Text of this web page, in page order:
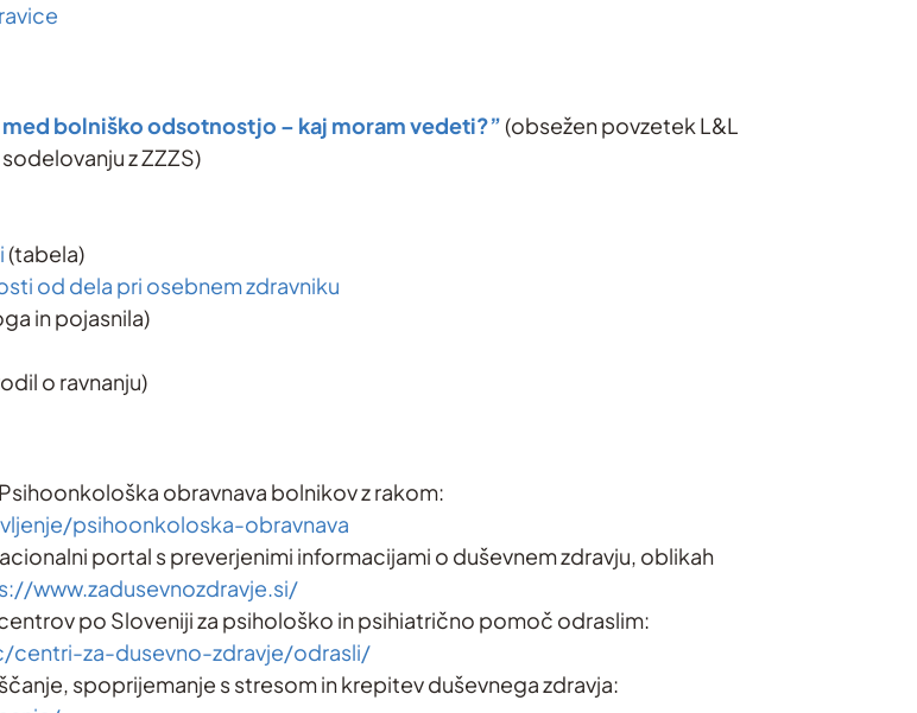
med bolniško odsotnostjo – kaj moram vedeti?”(obsežen povzetek L&L
z ZZZS)
(tabela)
od dela pri osebnem zdravniku
in pojasnila)
o ravnanju)
obravnava bolnikov z rakom:
psihoonkoloska-obravnava
portal s preverjenimi informacijami o duševnem zdravju, oblikah
www.zadusevnozdravje.si/
centrov po Sloveniji za psihološko in psihiatrično pomoč odraslim:
za-dusevno-zdravje/odrasli/
spoprijemanje s stresom in krepitev duševnega zdravja: